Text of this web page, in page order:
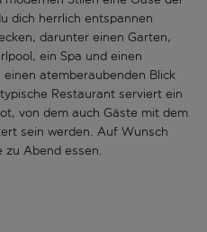
dich herrlich entspannen
darunter einen Garten,
ein Spa und einen
atemberaubenden Blick
Restaurant serviert ein
von dem auch Gäste mit dem
sein werden. Auf Wunsch
zu Abend essen.